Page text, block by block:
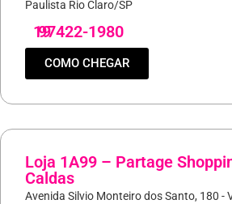
Paulista Rio Claro/SP
19
97422-1980
COMO CHEGAR
Loja 1A99 – Partage
Caldas
Avenida Silvio Monteiro dos Santo, 180 -